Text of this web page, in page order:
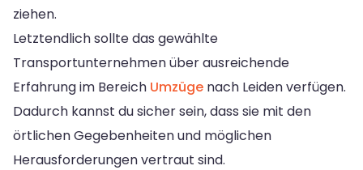
ziehen.
Letztendlich sollte das gewählte
Transportunternehmen über ausreichende
Erfahrung im Bereich Umzüge nach Leiden verfügen.
Dadurch kannst du sicher sein, dass sie mit den
örtlichen Gegebenheiten und möglichen
Herausforderungen vertraut sind.